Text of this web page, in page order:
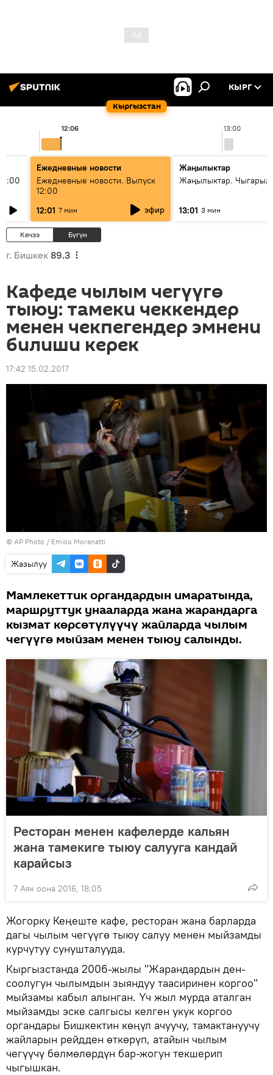
Кыргызстан
КЫРГ
13:00
12:06
Ежедневные новости
Ежедневные новости. Выпуск
12:00
12:01 7 мин эфир
Жаңылыктар
Жаңылыктар.
13:01 3 мин
Кечээ Бүгүн
г. Бишкек 89.3
Кафеде чылым чегүүгө
тыюу: тамеки чеккендер
менен чекпегендер эмнени
билиши керек
17:42 15.02.2017
© AP Photo / Emilio Morenatti
Жазылуу
Мамлекеттик органдардын имаратында,
маршруттук унааларда жана жарандарга
кызмат көрсөтүлүүчү жайларда чылым
чегүүгө мыйзам менен тыюу салынды.
Ресторан менен кафелерде кальян
жана тамекиге тыюу салууга кандай
карайсыз
7 Аяк оона 2016, 18:05
Жогорку Кеңеште кафе, ресторан жана барларда
дагы чылым чегүүгө тыюу салуу менен мыйзамды
курчутуу сунушталууда.
Кыргызстанда 2006-жылы "Жарандардын ден-
соолугун чылымдын зыяндуу таасиринен коргоо"
мыйзамы кабыл алынган. Үч жыл мурда аталган
мыйзамды эске салгысы келген укук коргоо
органдары Бишкектин көңүл ачуучу, тамактануучу
жайларын рейдден өткөрүп, атайын чылым
чегүүчү бөлмөлөрдүн бар-жогун текшерип
чыгышкан.